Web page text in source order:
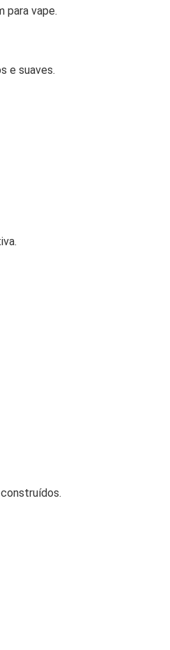
para vape.
e suaves.